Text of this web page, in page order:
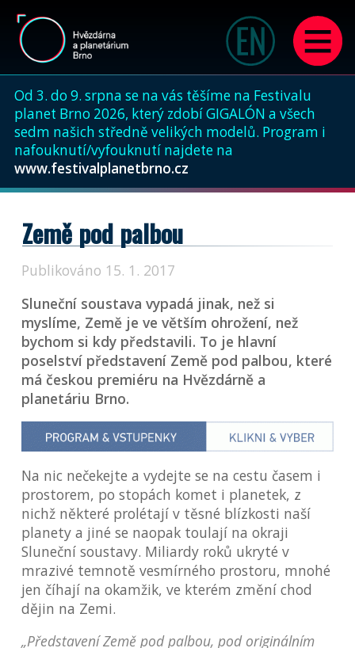
Od 3. do 9. srpna se na vás těšíme na Festivalu
planet Brno 2026, který zdobí GIGALÓN a všech
sedm našich středně velikých modelů. Program i
nafouknutí/vyfouknutí najdete na
www.festivalplanetbrno.cz
Země pod palbou
Publikováno 15. 1. 2017
Sluneční soustava vypadá jinak, než si
myslíme, Země je ve větším ohrožení, než
bychom si kdy představili. To je hlavní
poselství představení Země pod palbou, které
má českou premiéru na Hvězdárně a
planetáriu Brno.
Na nic nečekejte a vydejte se na cestu časem i
prostorem, po stopách komet i planetek, z
nichž některé prolétají v těsné blízkosti naší
planety a jiné se naopak toulají na okraji
Sluneční soustavy. Miliardy roků ukryté v
mrazivé temnotě vesmírného prostoru, mnohé
jen číhají na okamžik, ve kterém změní chod
dějin na Zemi.
„Představení Země pod palbou, pod originálním